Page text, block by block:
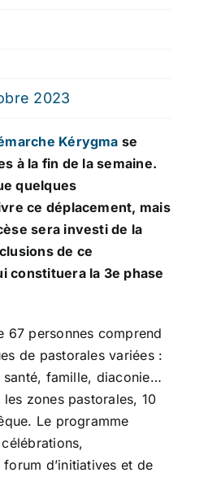
2023
Kérygma se
à la fin de la semaine.
quelques
ce déplacement, mais
sera investi de la
de ce
constituera la 3e phase
67 personnes comprend
de pastorales variées :
santé, famille, diaconie…
zones pastorales, 10
Le programme
célébrations,
d’initiatives et de